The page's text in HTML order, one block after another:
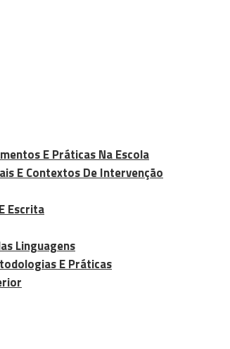
E Práticas Na Escola
E Contextos De Intervenção
Escrita
Linguagens
E Práticas